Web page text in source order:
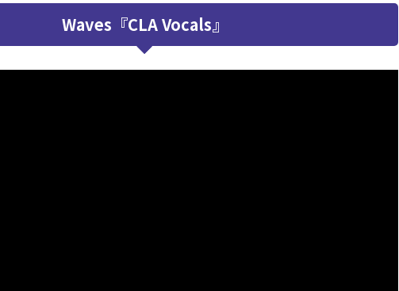
Waves『CLA Vocals』